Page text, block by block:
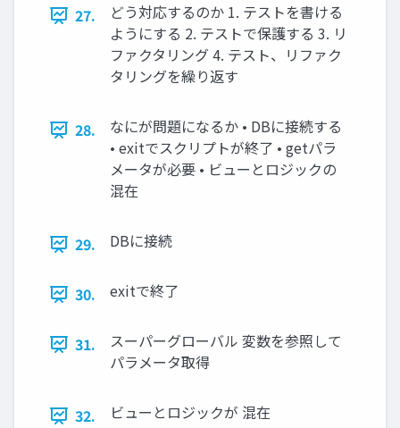
27.
どう対応するのか 1. テストを書ける
ようにする 2. テストで保護する 3. リ
ファクタリング 4. テスト、リファク
タリングを繰り返す
28.
なにが問題になるか • DBに接続する
• exitでスクリプトが終了 • getパラ
メータが必要 • ビューとロジックの
混在
29. DBに接続
30. exitで終了
31.
スーパーグローバル 変数を参照して
パラメータ取得
32. ビューとロジックが 混在